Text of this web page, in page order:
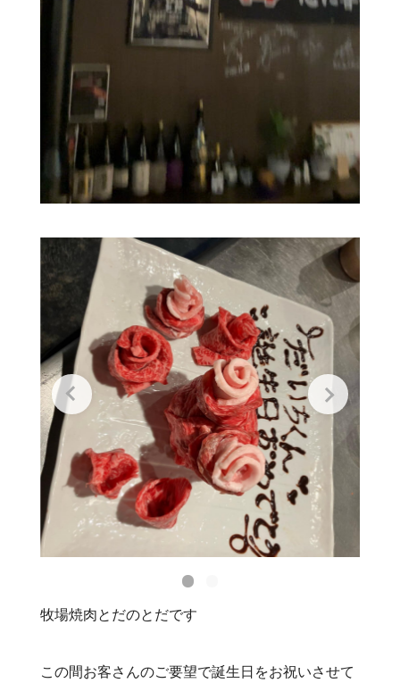
牧場焼肉とだのとだです
この間お客さんのご要望で誕生日をお祝いさせて